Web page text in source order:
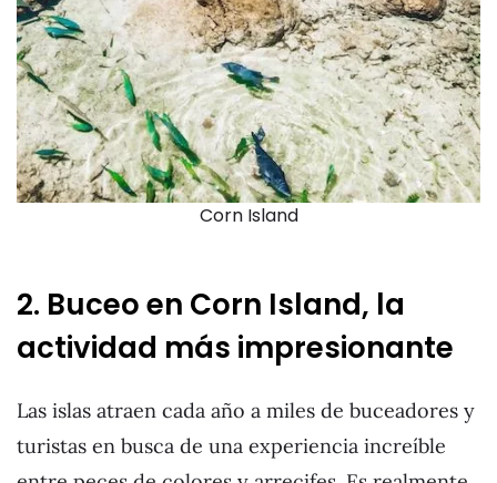
Corn Island
2. Buceo en Corn Island, la
actividad más impresionante
Las islas atraen cada año a miles de buceadores y
turistas en busca de una experiencia increíble